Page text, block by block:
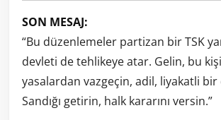
SON MESAJ:
“Bu düzenlemeler partizan bir TSK
devleti de tehlikeye atar. Gelin, bu
yasalardan vazgeçin, adil, liyakatli
Sandığı getirin, halk kararını versin.”